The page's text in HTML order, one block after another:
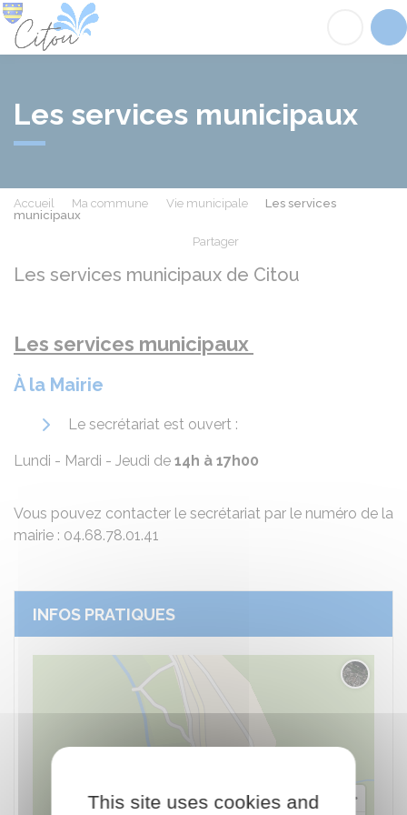
Les services municipaux
Accueil Ma commune Vie municipale
Les services
municipaux
Partager
Les services municipaux de Citou
Les services municipaux
À la Mairie
Le secrétariat est ouvert :
Lundi - Mardi - Jeudi de 14h à 17h00
Vous pouvez contacter le secrétariat par le numéro de la
mairie : 04.68.78.01.41
INFOS PRATIQUES
This site uses cookies and